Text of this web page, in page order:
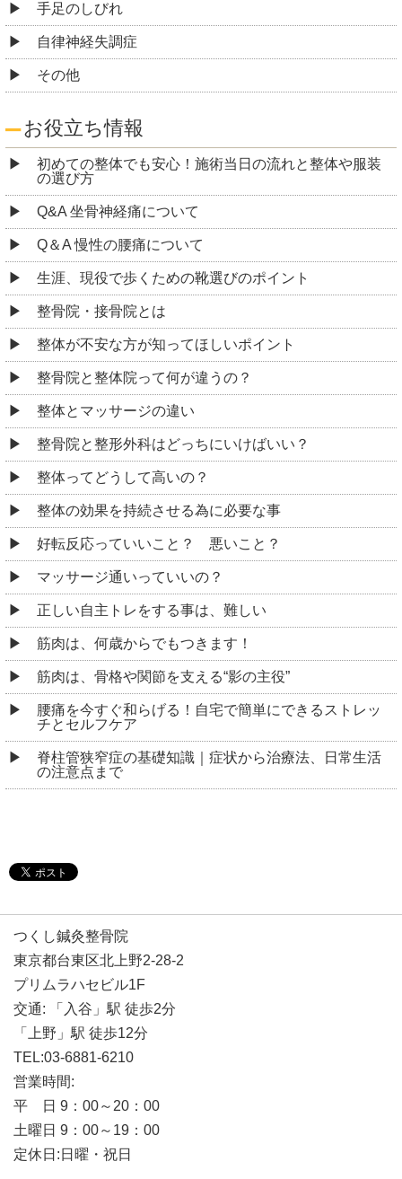
手足のしびれ
自律神経失調症
その他
お役立ち情報
初めての整体でも安心！施術当日の流れと整体や服装
の選び方
Q&A 坐骨神経痛について
Q＆A 慢性の腰痛について
生涯、現役で歩くための靴選びのポイント
整骨院・接骨院とは
整体が不安な方が知ってほしいポイント
整骨院と整体院って何が違うの？
整体とマッサージの違い
整骨院と整形外科はどっちにいけばいい？
整体ってどうして高いの？
整体の効果を持続させる為に必要な事
好転反応っていいこと？ 悪いこと？
マッサージ通いっていいの？
正しい自主トレをする事は、難しい
筋肉は、何歳からでもつきます！
筋肉は、骨格や関節を支える“影の主役”
腰痛を今すぐ和らげる！自宅で簡単にできるストレッ
チとセルフケア
脊柱管狭窄症の基礎知識｜症状から治療法、日常生活
の注意点まで
つくし鍼灸整骨院
東京都台東区北上野2-28-2
プリムラハセビル1F
交通: 「入谷」駅 徒歩2分
「上野」駅 徒歩12分
TEL:03-6881-6210
営業時間:
平 日 9：00～20：00
土曜日 9：00～19：00
定休日:日曜・祝日